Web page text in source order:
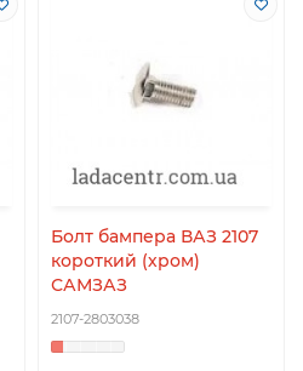
Болт бампера ВАЗ 2107
короткий (хром)
САМЗАЗ
2107-2803038